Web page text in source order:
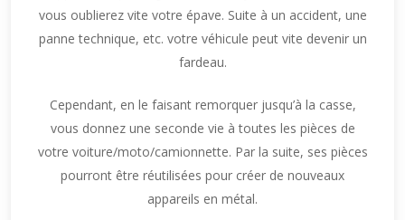
vous oublierez vite votre épave. Suite à un accident, une
panne technique, etc. votre véhicule peut vite devenir un
fardeau.
Cependant, en le faisant remorquer jusqu’à la casse,
vous donnez une seconde vie à toutes les pièces de
votre voiture/moto/camionnette. Par la suite, ses pièces
pourront être réutilisées pour créer de nouveaux
appareils en métal.